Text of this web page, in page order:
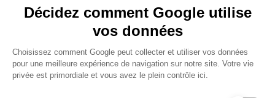
Retrouvez tous les reportages et interviews de terrain réalisés
par nos journalistes professionnels sur les acteurs les plus
dynamiques des pays du pourtour méditerranéen.
EMPLOI
Décidez comment Google utilise
vos données
Choisissez comment Google peut collecter et utiliser vos données
pour une meilleure expérience de navigation sur notre site. Votre vie
privée est primordiale et vous avez le plein contrôle ici.